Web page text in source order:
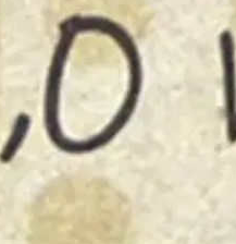
tasaiset. Silmukat liukuvat
käyttäjäystävällisiä. Pakkaus